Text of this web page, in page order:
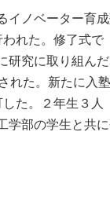
潟市西区山田2310-39
210-1200
時間 9:00～18:00
イノベーター育
れた。修了式で
研究に取り組ん
れた。新たに入
た。２年生３人
学部の学生と共